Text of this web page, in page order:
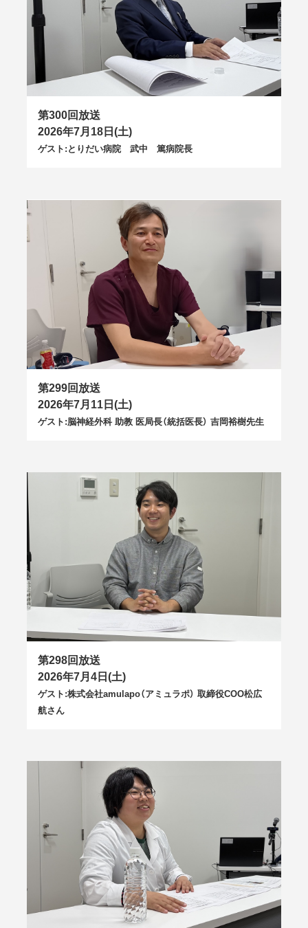
第300回放送
2026年7月18日(土)
ゲスト:とりだい病院 武中 篤病院長
第299回放送
2026年7月11日(土)
ゲスト:脳神経外科 助教 医局長（統括医長） 吉岡裕樹先生
第298回放送
2026年7月4日(土)
ゲスト:株式会社amulapo（アミュラポ） 取締役COO松広
航さん